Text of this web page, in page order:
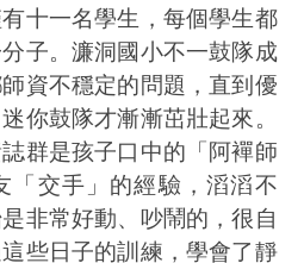
十一名學生，每個學生都
子。濂洞國小不一鼓隊成
資不穩定的問題，直到優
你鼓隊才漸漸茁壯起來。
群是孩子口中的「阿襌師
「交手」的經驗，滔滔不
非常好動、吵鬧的，很自
些日子的訓練，學會了靜